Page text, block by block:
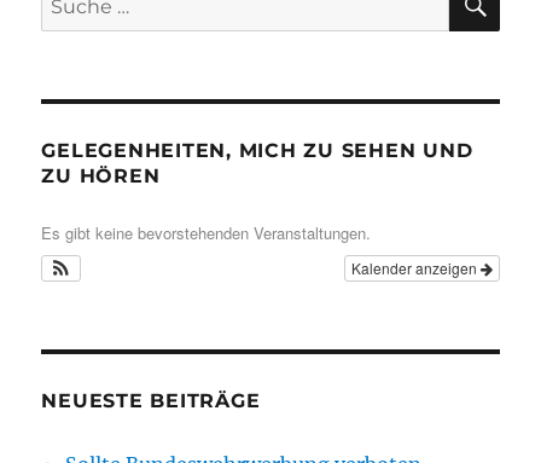
nach:
GELEGENHEITEN, MICH ZU SEHEN UND
ZU HÖREN
Es gibt keine bevorstehenden Veranstaltungen.
Kalender anzeigen
NEUESTE BEITRÄGE